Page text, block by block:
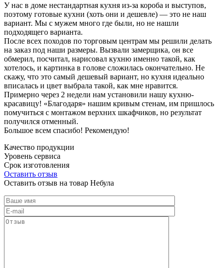
У нас в доме нестандартная кухня из-за короба и выступов,
поэтому готовые кухни (хоть они и дешевле) — это не наш
вариант. Мы с мужем много где были, но не нашли
подходящего варианта.
После всех походов по торговым центрам мы решили делать
на заказ под наши размеры. Вызвали замерщика, он все
обмерил, посчитал, нарисовал кухню именно такой, как
хотелось, и картинка в голове сложилась окончательно. Не
скажу, что это самый дешевый вариант, но кухня идеально
вписалась и цвет выбрала такой, как мне нравится.
Примерно через 2 недели нам установили нашу кухню-
красавицу! «Благодаря» нашим кривым стенам, им пришлось
помучиться с монтажом верхних шкафчиков, но результат
получился отменный.
Большое всем спасибо! Рекомендую!
Качество продукции
Уровень сервиса
Срок изготовления
Оставить отзыв
Оставить отзыв на товар Небула